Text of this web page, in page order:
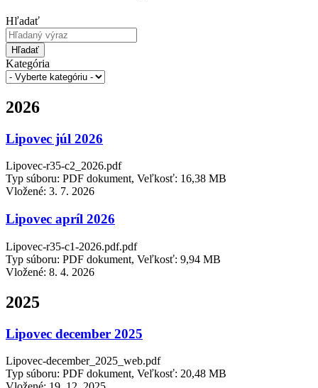
Hľadať
Hľadať
Kategória
2026
Lipovec júl 2026
Lipovec-r35-c2_2026.pdf
Typ súboru: PDF dokument, Veľkosť: 16,38 MB
Vložené: 3. 7. 2026
Lipovec apríl 2026
Lipovec-r35-c1-2026.pdf.pdf
Typ súboru: PDF dokument, Veľkosť: 9,94 MB
Vložené: 8. 4. 2026
2025
Lipovec december 2025
Lipovec-december_2025_web.pdf
Typ súboru: PDF dokument, Veľkosť: 20,48 MB